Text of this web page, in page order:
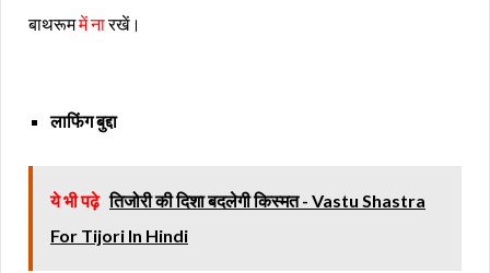
बाथरूममें नारखें।
लाफिंग बुद्दा
ये भी पढ़े तिजोरी की दिशा बदलेगी किस्मत - Vastu Shastra
For Tijori In Hindi